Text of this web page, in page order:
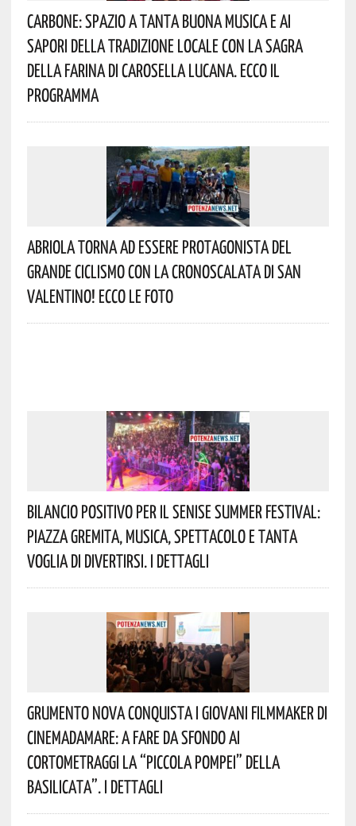
Carbone: Spazio A Tanta Buona Musica E Ai
Sapori Della Tradizione Locale Con La Sagra
Della Farina Di Carosella Lucana. Ecco Il
Programma
Abriola Torna Ad Essere Protagonista Del
Grande Ciclismo Con La Cronoscalata Di San
Valentino! Ecco Le Foto
Bilancio Positivo Per Il Senise Summer Festival:
Piazza Gremita, Musica, Spettacolo E Tanta
Voglia Di Divertirsi. I Dettagli
Grumento Nova Conquista I Giovani Filmmaker Di
Cinemadamare: A Fare Da Sfondo Ai
Cortometraggi La “Piccola Pompei” Della
Basilicata”. I Dettagli